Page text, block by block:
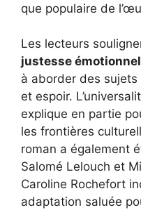
que populaire de
Les lecteurs
justesse
à aborder des
et espoir.
explique en partie
les frontières
roman a également
Salomé Lelouch et
Caroline Rochefort
adaptation saluée